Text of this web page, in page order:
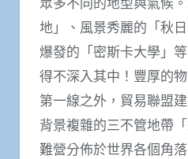
地」、風景秀麗的「秋
爆發的「密斯卡大學」
得不深入其中！豐厚的
第一線之外，貿易聯盟
背景複雜的三不管地帶
難營分佈於世界各個角